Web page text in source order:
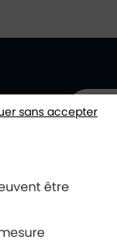
sans accepter
être